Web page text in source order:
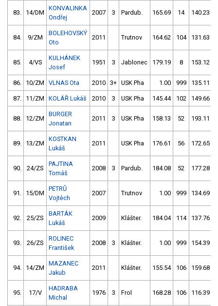
83. 14/DM
KONVALINKA
Ondřej
2007 3 Pardub. 165.69 14 140.23
84. 9/ZM
BOLEHOVSKÝ
Oto
2011 Trutnov 164.62 104 131.63
85. 4/VS
KULHÁNEK
Josef
1951 3 Jablonec 179.19 8 153.12
86. 10/ZM VLNAS Ota 2010 3+ USK Pha 1.00 999 135.11
87. 11/ZM KOLÁŘ Lukáš 2010 3 USK Pha 145.44 102 149.66
88. 12/ZM
BURGER
Jonatan
2011 3 USK Pha 158.13 52 193.11
89. 13/ZM
KOSTKAN
Lukáš
2011 USK Pha 176.61 56 172.65
90. 24/ZS
PAJTINA
Tomáš
2008 3 Pardub. 184.08 52 177.28
91. 15/DM
PETRŮ
Vojtěch
2007 Trutnov 1.00 999 134.69
92. 25/ZS
BARTÁK
Lukáš
2009 Klášter. 184.04 114 137.76
93. 26/ZS
ROLINEC
František
2008 3 Klášter. 1.00 999 154.39
94. 14/ZM
MAZANEC
Jakub
2011 Klášter. 155.54 106 159.68
95. 17/V
HADRABA
Michal
1976 3 Frol 168.28 106 116.39